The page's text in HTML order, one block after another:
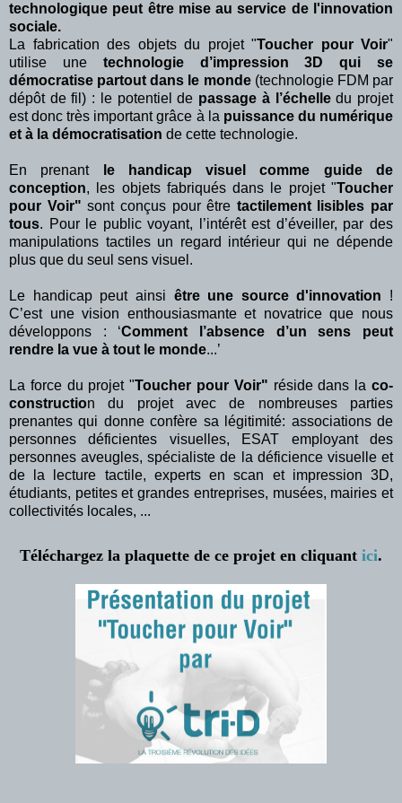
technologique peut être mise au service de l'innovation
sociale.
La fabrication des objets du projet "Toucher pour Voir"
utilise une technologie d’impression 3D qui se
démocratise partout dans le monde (technologie FDM par
dépôt de fil) : le potentiel de passage à l’échelledu projet
est donc très important grâce à la puissance du numérique
et à la démocratisation de cette technologie.
En prenant le
handicap visuel comme guide de
conception, les objets fabriqués dans le projet "Toucher
pour Voir" sont conçus pour être tactilement lisibles par
tous. Pour le public voyant, l’intérêt est d’éveiller, par des
manipulations tactiles un regard intérieur qui ne dépende
plus que du seul sens visuel.
Le handicap peut ainsi être une source d'innovation !
C’est une vision enthousiasmante et novatrice que nous
développons : ‘Comment l’absence d’un sens peut
rendre la vue à tout le monde...’
La force du projet "Toucher pour Voir" réside dans la co-
construction du projet avec de nombreuses parties
prenantes qui donne confère sa légitimité: associations de
personnes déficientes visuelles, ESAT employant des
personnes aveugles, spécialiste de la déficience visuelle et
de la lecture tactile, experts en scan et impression 3D,
étudiants, petites et grandes entreprises, musées, mairies et
collectivités locales, ...
Téléchargez la plaquette de ce projet en cliquant ici.